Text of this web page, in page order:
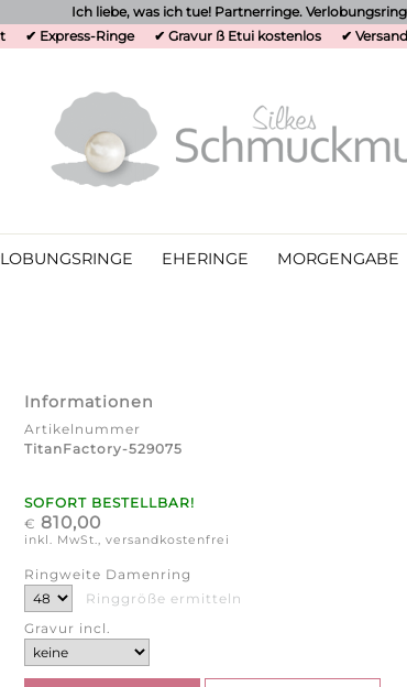
Ich liebe, was ich tue! Partnerringe.
✔ Express-Ringe ✔ Gravur ß Etui kostenlos ✔
EHERINGE MORGENGABE
Informationen
Artikelnummer
TitanFactory-529075
SOFORT BESTELLBAR!
€ 810,00
inkl. MwSt., versandkostenfrei
Ringweite Damenring
Ringgröße ermitteln
Gravur incl.